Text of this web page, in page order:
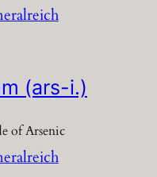
(ars-i.)
of Arsenic